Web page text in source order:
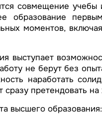
совмещение учебы
образование
моментов,
не берут без
наработать
претендовать
высшего образования: